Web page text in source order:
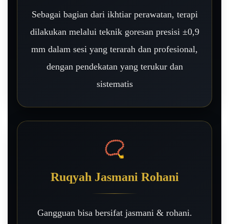
Sebagai bagian dari ikhtiar perawatan, terapi
dilakukan melalui teknik goresan presisi ±0,9
mm dalam sesi yang terarah dan profesional,
dengan pendekatan yang terukur dan
sistematis
📿
Ruqyah Jasmani Rohani
Gangguan bisa bersifat jasmani & rohani.